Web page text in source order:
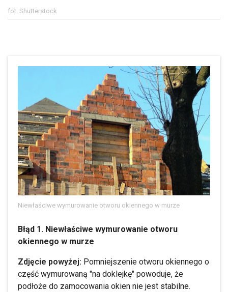
fot. Shutterstock
Niewłaściwe wymurowanie otworu okiennego w murze
Błąd 1. Niewłaściwe wymurowanie otworu
okiennego w murze
Zdjęcie powyżej: Pomniejszenie otworu okiennego o
część wymurowaną "na doklejkę" powoduje, że
podłoże do zamocowania okien nie jest stabilne.